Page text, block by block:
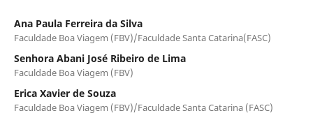
Ana Paula Ferreira da Silva
Faculdade Boa Viagem (FBV)/Faculdade Santa Catarina(FASC)
Senhora Abani José Ribeiro de Lima
Faculdade Boa Viagem (FBV)
Erica Xavier de Souza
Faculdade Boa Viagem (FBV)/Faculdade Santa Catarina (FASC)